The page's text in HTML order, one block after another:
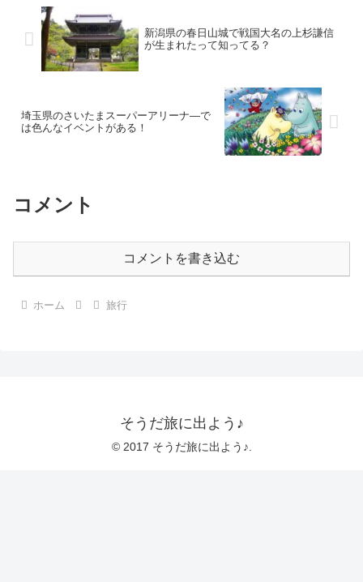
新潟県の春日山城で戦国大名の上杉謙信
が生まれたって知ってる？
埼玉県のさいたまスーパーアリーナ―で
は色んなイベントがある！
コメント
コメントを書き込む
ホーム 旅行
そうだ旅に出よう♪
© 2017 そうだ旅に出よう♪.